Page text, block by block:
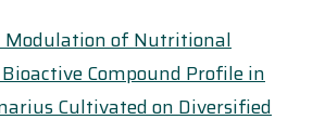
Modulation of Nutritional
Compound Profile in
Cultivated on Diversified